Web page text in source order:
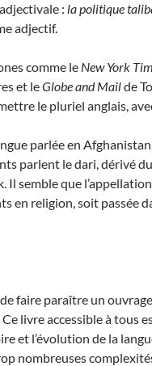
: la politique
adjectif.
comme le New York
et leGlobe and Mailde
le pluriel anglais,
parlée en
parlent le dari, dérivé
Il semble que l’appellation
en religion, soit passée
faire paraître un ouvrage
Ce livre accessible à tous
et l’évolution de la
nombreuses